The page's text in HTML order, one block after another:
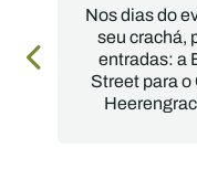
Nos dias do
seu crachá,
entradas: a
Street para